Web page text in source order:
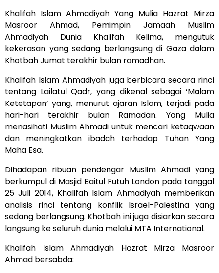
Khalifah Islam Ahmadiyah Yang Mulia Hazrat Mirza
Masroor Ahmad, Pemimpin Jamaah Muslim
Ahmadiyah Dunia Khalifah Kelima, mengutuk
kekerasan yang sedang berlangsung di Gaza dalam
Khotbah Jumat terakhir bulan ramadhan.
Khalifah Islam Ahmadiyah juga berbicara secara rinci
tentang Lailatul Qadr, yang dikenal sebagai ‘Malam
Ketetapan’ yang, menurut ajaran Islam, terjadi pada
hari-hari terakhir bulan Ramadan. Yang Mulia
menasihati Muslim Ahmadi untuk mencari ketaqwaan
dan meningkatkan ibadah terhadap Tuhan Yang
Maha Esa.
Dihadapan ribuan pendengar Muslim Ahmadi yang
berkumpul di Masjid Baitul Futuh London pada tanggal
25 Juli 2014, Khalifah Islam Ahmadiyah memberikan
analisis rinci tentang konflik Israel-Palestina yang
sedang berlangsung. Khotbah ini juga disiarkan secara
langsung ke seluruh dunia melalui MTA International.
Khalifah Islam Ahmadiyah Hazrat Mirza Masroor
Ahmad bersabda: